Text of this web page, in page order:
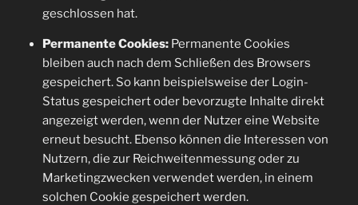
geschlossen hat.
Permanente Cookies:Permanente Cookies
bleiben auch nach dem Schließen des Browsers
gespeichert. So kann beispielsweise der Login-
Status gespeichert oder bevorzugte Inhalte direkt
angezeigt werden, wenn der Nutzer eine Website
erneut besucht. Ebenso können die Interessen von
Nutzern, die zur Reichweitenmessung oder zu
Marketingzwecken verwendet werden, in einem
solchen Cookie gespeichert werden.